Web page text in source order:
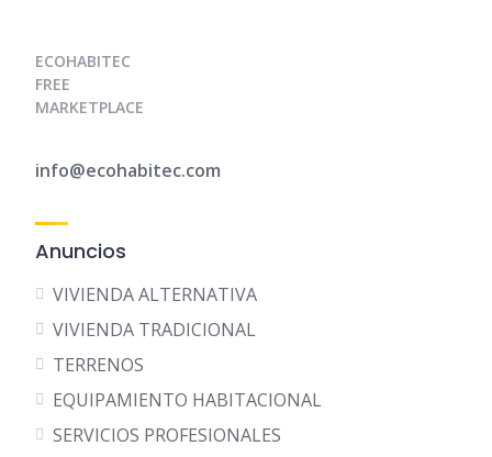
ECOHABITEC
FREE
MARKETPLACE
info@ecohabitec.com
Anuncios
VIVIENDA ALTERNATIVA
VIVIENDA TRADICIONAL
TERRENOS
EQUIPAMIENTO HABITACIONAL
SERVICIOS PROFESIONALES